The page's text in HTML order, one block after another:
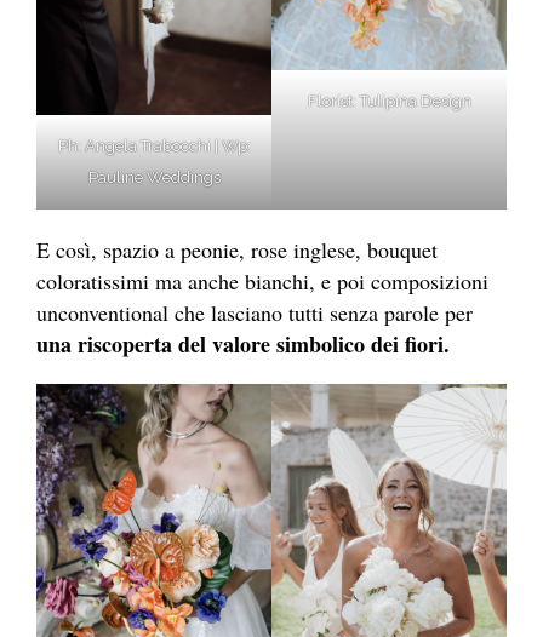
Ph: Angela Trabocchi | Wp:
Pauline Weddings
Florist: Tulipina Design
E così, spazio a peonie, rose inglese, bouquet
coloratissimi ma anche bianchi, e poi composizioni
unconventional che lasciano tutti senza parole per
una riscoperta del valore simbolico dei fiori.